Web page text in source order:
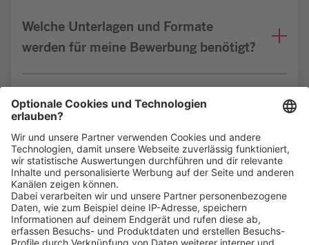
Welche Unterlagen und Formate
werden für meine Bewerbung benötigt?
Bin ich für die Stelle geeignet?